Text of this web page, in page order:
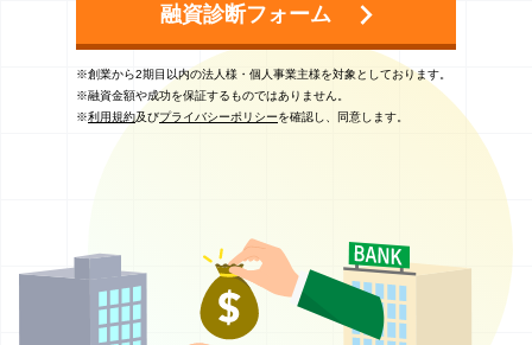
融資診断フォーム
※創業から2期目以内の法人様・個人事業主様を対象としております。
※融資金額や成功を保証するものではありません。
※利用規約及びプライバシーポリシーを確認し、同意します。